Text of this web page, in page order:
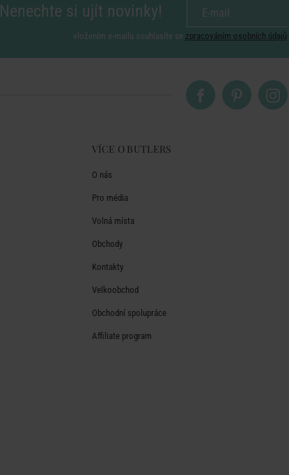
Nenechte si ujít novinky!
vložením e-mailu souhlasíte se zpracováním osobních údajů
VÍCE O BUTLERS
O nás
Pro média
Volná místa
Obchody
Kontakty
Velkoobchod
Obchodní spolupráce
Affiliate program